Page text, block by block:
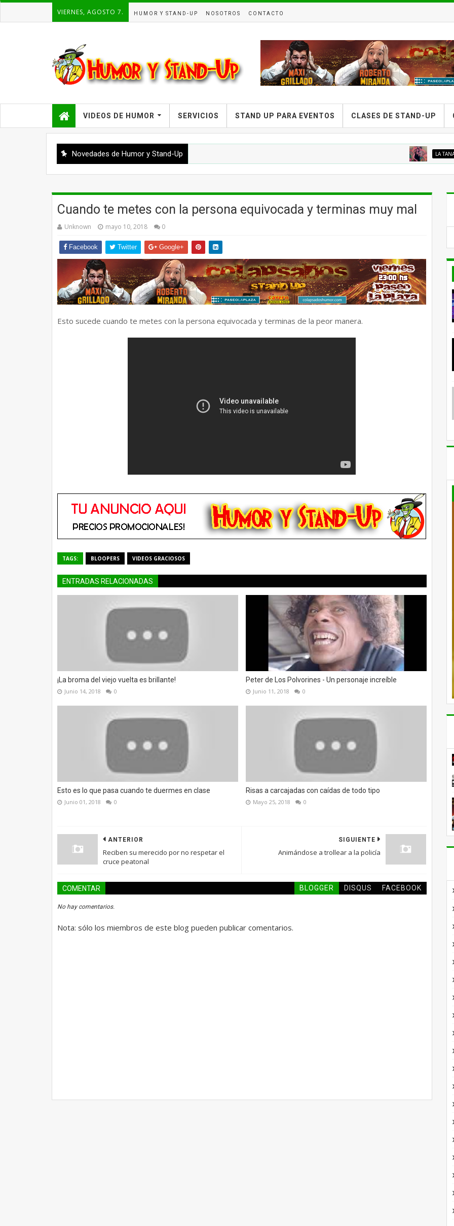
VIERNES, AGOSTO 7. HUMOR Y STAND-UP NOSOTROS CONTACTO
VIDEOS DE HUMOR SERVICIOS STAND UP PARA EVENTOS CLASES DE STAND-UP
Novedades de Humor y Stand-Up LA TANA RACCIATTI
Cuando te metes con la persona equivocada y terminas muy mal
Unknown mayo 10, 2018 0
Facebook Twitter Google+
Esto sucede cuando te metes con la persona equivocada y terminas de la peor manera.
TAGS: BLOOPERS VIDEOS GRACIOSOS
ENTRADAS RELACIONADAS
¡La broma del viejo vuelta es brillante!
Junio 14, 2018 0
Peter de Los Polvorines - Un personaje increíble
Junio 11, 2018 0
Esto es lo que pasa cuando te duermes en clase
Junio 01, 2018 0
Risas a carcajadas con caídas de todo tipo
Mayo 25, 2018 0
SIGUIENTE
Animándose a trollear a la policía
ANTERIOR
Reciben su merecido por no respetar el
cruce peatonal
COMENTAR BLOGGER DISQUS FACEBOOK
No hay comentarios.
Nota: sólo los miembros de este blog pueden publicar comentarios.